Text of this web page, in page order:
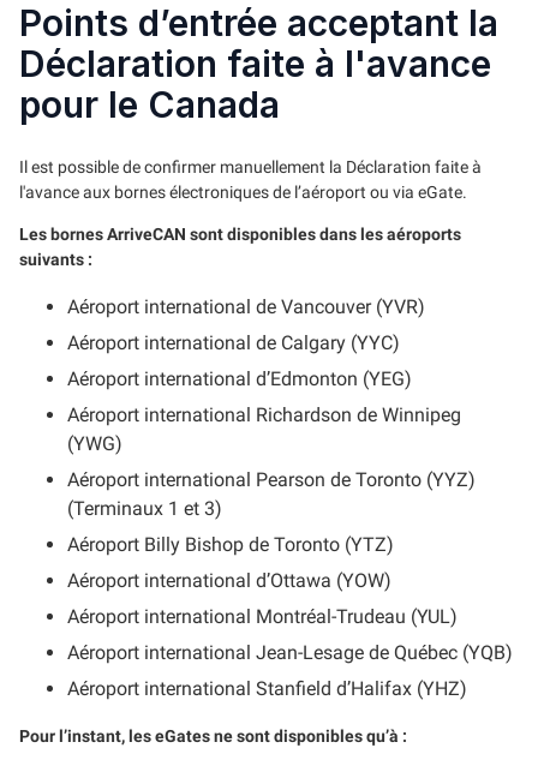
Points d’entrée acceptant la
Déclaration faite à l'avance
pour le Canada
Il est possible de confirmer manuellement la Déclaration faite à
l'avance aux bornes électroniques de l’aéroport ou via eGate.
Les bornes ArriveCAN sont disponibles dans les aéroports
suivants :
Aéroport international de Vancouver (YVR)
Aéroport international de Calgary (YYC)
Aéroport international d’Edmonton (YEG)
Aéroport international Richardson de Winnipeg
(YWG)
Aéroport international Pearson de Toronto (YYZ)
(Terminaux 1 et 3)
Aéroport Billy Bishop de Toronto (YTZ)
Aéroport international d’Ottawa (YOW)
Aéroport international Montréal-Trudeau (YUL)
Aéroport international Jean-Lesage de Québec (YQB)
Aéroport international Stanfield d’Halifax (YHZ)
Pour l’instant, les eGates ne sont disponibles qu’à :